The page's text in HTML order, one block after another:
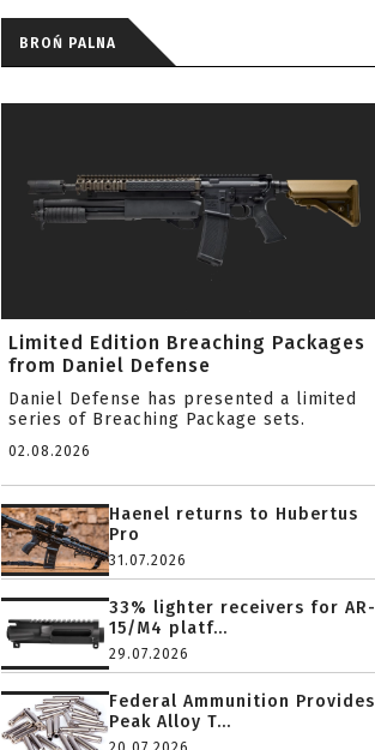
BROŃ PALNA
Limited Edition Breaching Packages
from Daniel Defense
Daniel Defense has presented a limited
series of Breaching Package sets.
02.08.2026
Haenel returns to Hubertus
Pro
31.07.2026
33% lighter receivers for AR-
15/M4 platf...
29.07.2026
Federal Ammunition Provides
Peak Alloy T...